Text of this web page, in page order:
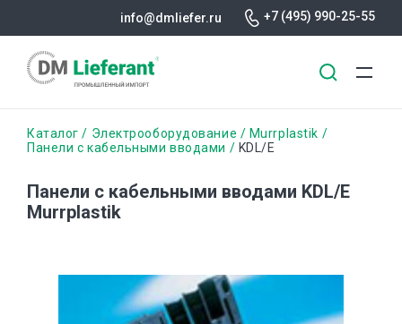
содержанию
info@dmliefer.ru +7 (495) 990-25-55
Строка
Каталог Электрооборудование
Murrplastik
Панели с кабельными вводами
KDL/E
Панели с кабельными вводами KDL/E
Murrplastik